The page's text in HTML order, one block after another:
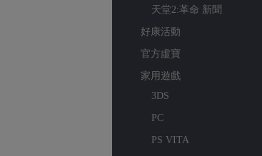
天堂2:革命 新聞
好康活動
官方虛寶
家用遊戲
3DS
PC
PS VITA